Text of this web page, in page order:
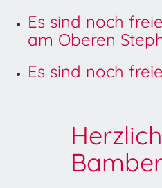
Es sind noch
am Oberen
Es sind noch